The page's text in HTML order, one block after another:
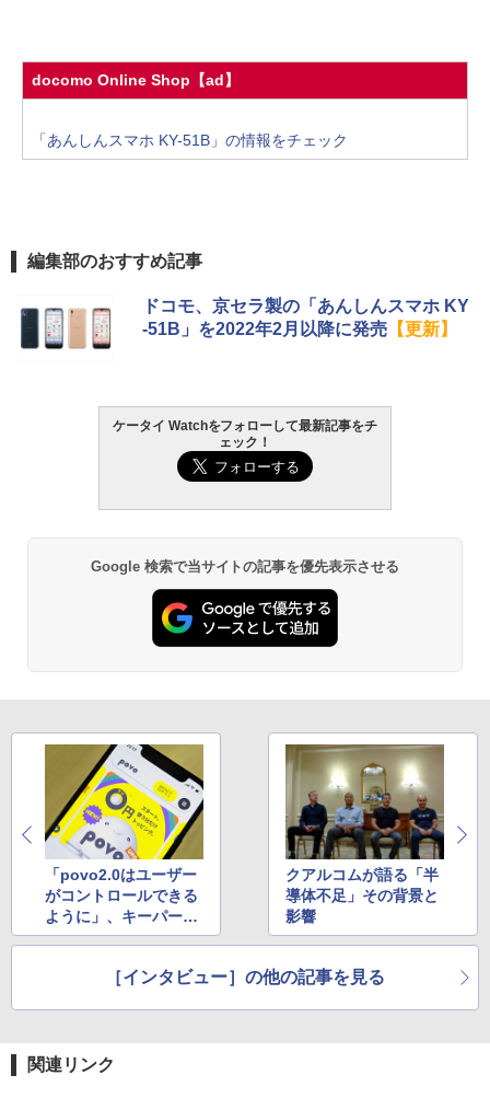
docomo Online Shop【ad】
「あんしんスマホ KY-51B」の情報をチェック
編集部のおすすめ記事
ドコモ、京セラ製の「あんしんスマホ KY
-51B」を2022年2月以降に発売【更新】
ケータイ Watchをフォローして最新記事をチ
ェック！
Google 検索で当サイトの記事を優先表示させる
「povo2.0はユーザー
がコントロールできる
ように」、キーパーソ
ンに聞く“基本料0
クアルコムが語る「半
導体不足」その背景と
影響
［インタビュー］の他の記事を見る
関連リンク